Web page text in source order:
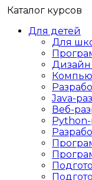
Каталог курсов
Для детей
Для
Дизайн
Java-
Веб-
Python-